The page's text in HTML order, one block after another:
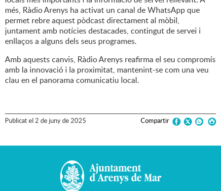
més, Ràdio Arenys ha activat un canal de WhatsApp que
permet rebre aquest pòdcast directament al mòbil,
juntament amb notícies destacades, contingut de servei i
enllaços a alguns dels seus programes.
Amb aquests canvis, Ràdio Arenys reafirma el seu compromís
amb la innovació i la proximitat, mantenint-se com una veu
clau en el panorama comunicatiu local.
Publicatel 2 dejunyde2025 Compartir